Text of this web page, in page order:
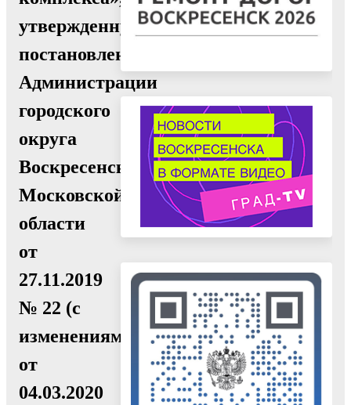
утвержденную
постановлением
Администрации
городского
округа
Воскресенск
Московской
области
от
27.11.2019
№ 22 (с
изменениями
от
04.03.2020